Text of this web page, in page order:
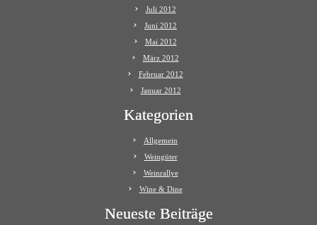
Juli 2012
Juni 2012
Mai 2012
März 2012
Februar 2012
Januar 2012
Kategorien
Allgemein
Weingüter
Weinrallye
Wine & Dine
Neueste Beiträge